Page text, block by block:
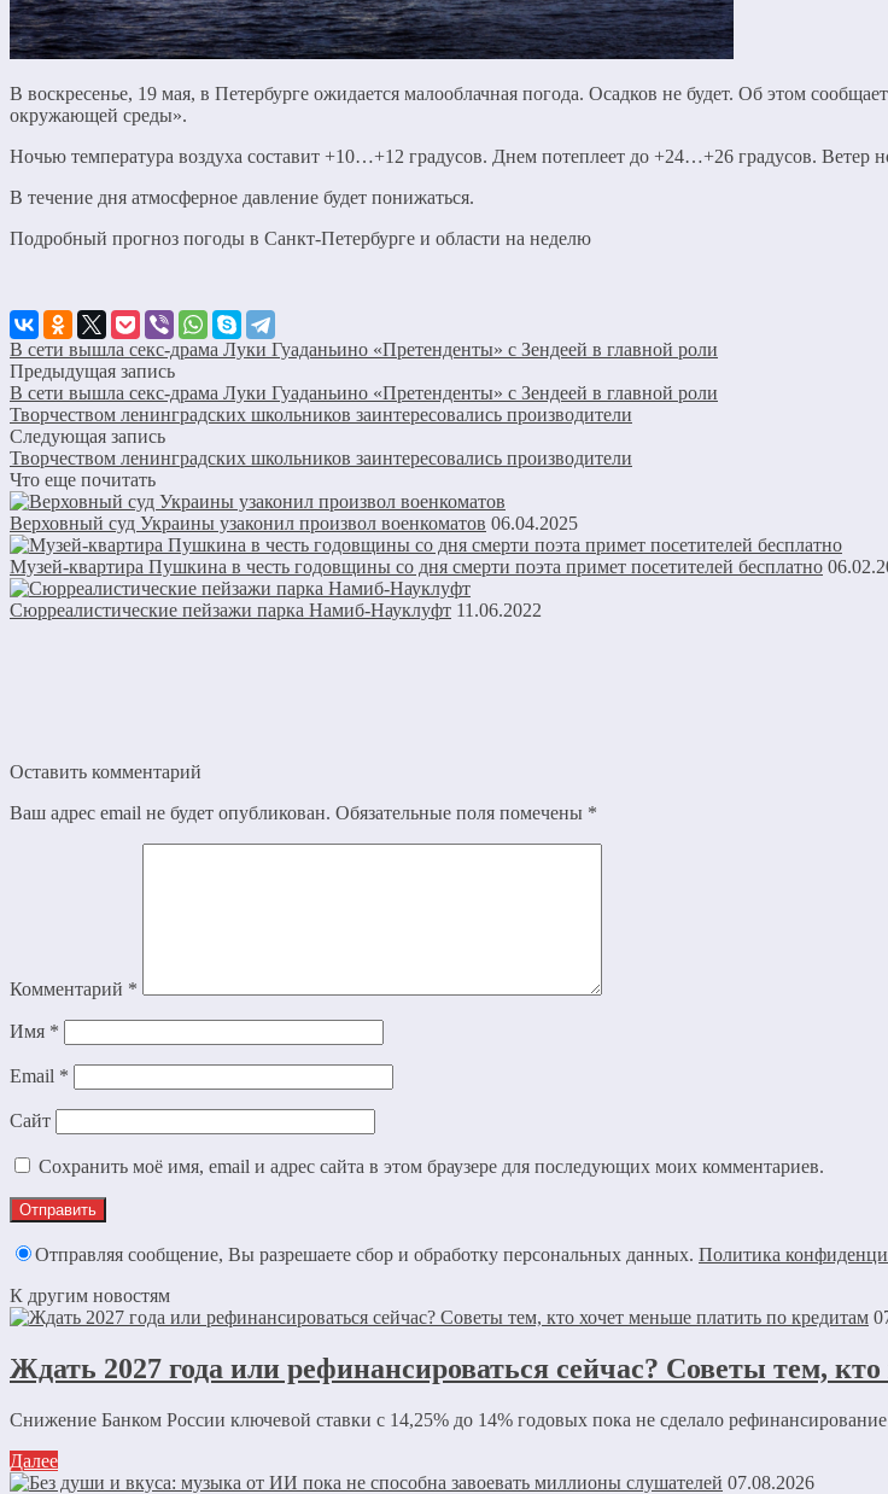
В воскресенье, 19 мая, в Петербурге ожидается малооблачная погода. Осадков не будет. Об этом
окружающей среды».
Ночью температура воздуха составит +10…+12 градусов. Днем потеплеет до +24…+26 градусов.
В течение дня атмосферное давление будет понижаться.
Подробный прогноз погоды в Санкт-Петербурге и области на неделю
В сети вышла секс-драма Луки Гуаданьино «Претенденты» с Зендеей в главной роли
Предыдущая запись
В сети вышла секс-драма Луки Гуаданьино «Претенденты» с Зендеей в главной роли
Творчеством ленинградских школьников заинтересовались производители
Следующая запись
Творчеством ленинградских школьников заинтересовались производители
Что еще почитать
Верховный суд Украины узаконил произвол военкоматов 06.04.2025
Музей-квартира Пушкина в честь годовщины со дня смерти поэта примет посетителей бесплатно
Сюрреалистические пейзажи парка Намиб-Науклуфт 11.06.2022
Оставить комментарий
Ваш адрес email не будет опубликован. Обязательные поля помечены *
Комментарий *
Имя *
Email *
Сайт
Сохранить моё имя, email и адрес сайта в этом браузере для последующих моих комментариев.
Отправляя сообщение, Вы разрешаете сбор и обработку персональных данных. Политика
К другим новостям
Ждать 2027 года или рефинансироваться сейчас? Советы тем,
Снижение Банком России ключевой ставки с 14,25% до 14% годовых пока не сделало
Далее
07.08.2026